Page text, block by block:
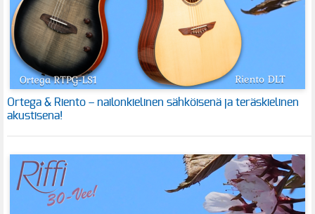
Ortega & Riento – nailonkielinen sähköisenä ja teräskielinen
akustisena!